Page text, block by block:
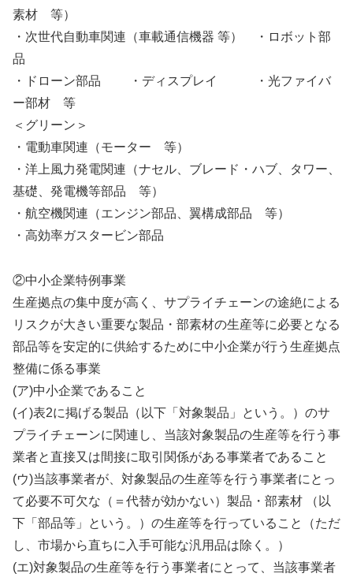
素材 等）
・次世代自動車関連（車載通信機器 等） ・ロボット部
品
・ドローン部品 ・ディスプレイ ・光ファイバ
ー部材 等
＜グリーン＞
・電動車関連（モーター 等）
・洋上風力発電関連（ナセル、ブレード・ハブ、タワー、
基礎、発電機等部品 等）
・航空機関連（エンジン部品、翼構成部品 等）
・高効率ガスタービン部品
②中小企業特例事業
生産拠点の集中度が高く、サプライチェーンの途絶による
リスクが大きい重要な製品・部素材の生産等に必要となる
部品等を安定的に供給するために中小企業が行う生産拠点
整備に係る事業
(ア)中小企業であること
(イ)表2に掲げる製品（以下「対象製品」という。）のサ
プライチェーンに関連し、当該対象製品の生産等を行う事
業者と直接又は間接に取引関係がある事業者であること
(ウ)当該事業者が、対象製品の生産等を行う事業者にとっ
て必要不可欠な（＝代替が効かない）製品・部素材 （以
下「部品等」という。）の生産等を行っていること（ただ
し、市場から直ちに入手可能な汎用品は除く。）
(エ)対象製品の生産等を行う事業者にとって、当該事業者